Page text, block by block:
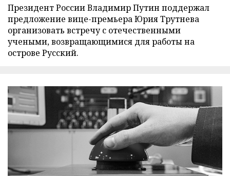
Президент России Владимир Путин поддержал
предложение вице-премьера Юрия Трутнева
организовать встречу с отечественными
учеными, возвращающимися для работы на
острове Русский.